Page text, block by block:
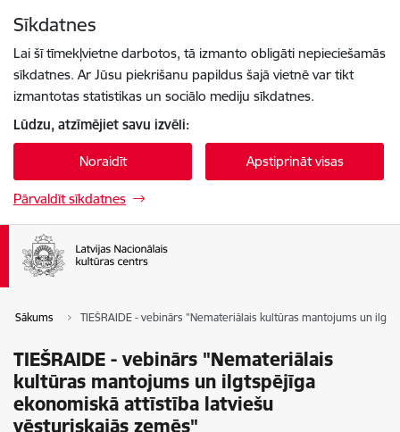
Sīkdatnes
Lai šī tīmekļvietne darbotos, tā izmanto obligāti nepieciešamās
sīkdatnes. Ar Jūsu piekrišanu papildus šajā vietnē var tikt
izmantotas statistikas un sociālo mediju sīkdatnes.
Lūdzu, atzīmējiet savu izvēli:
Noraidīt Apstiprināt visas
Pārvaldīt sīkdatnes
Sākums TIEŠRAIDE - vebinārs "Nemateriālais kultūras mantojums un
TIEŠRAIDE - vebinārs "Nemateriālais
kultūras mantojums un ilgtspējīga
ekonomiskā attīstība latviešu
vēsturiskajās zemēs"